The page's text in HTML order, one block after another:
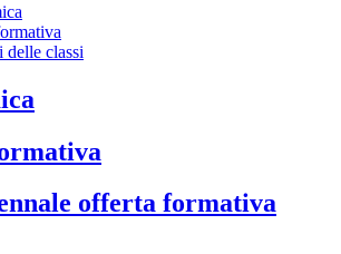
delle classi